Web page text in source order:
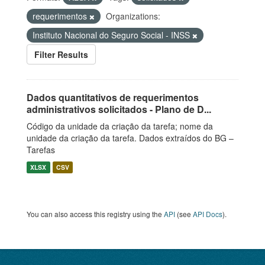
requerimentos
Organizations:
Instituto Nacional do Seguro Social - INSS
Filter Results
Dados quantitativos de requerimentos
administrativos solicitados - Plano de D...
Código da unidade da criação da tarefa; nome da
unidade da criação da tarefa. Dados extraídos do BG –
Tarefas
XLSX CSV
You can also access this registry using the API (see API Docs).